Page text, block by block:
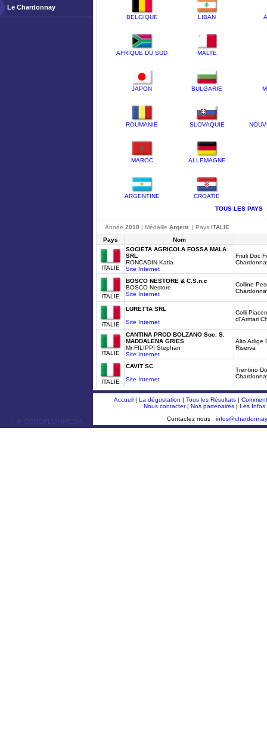
Le Chardonnay
BELGIQUE LIBAN
AFRIQUE DU SUD MALTE
JAPON BULGARIE
ROUMANIE SLOVAQUIE
MAROC ALLEMAGNE
ARGENTINE
CROATIE
TOUS LES PAYS
Année 2018 | Médaille Argent | Pays ITALIE
Pays
Nom
ITALIE
SOCIETA AGRICOLA FOSSA MALA
SRL
RONCADIN Katia
Site Internet
Friuli Doc
ITALIE
BOSCO NESTORE & C.S.n.c
BOSCO Nestore
Site Internet
Colline
ITALIE
LURETTA SRL
Site Internet
Colli
dl'Armari
ITALIE
CANTINA PROD BOLZANO Soc. S.
MADDALENA GRIES
Mr FILIPPI Stephan
Site Internet
Alto Adige
Riserva
ITALIE
CAVIT SC
Site Internet
Trentino
ￂﾮ OENOPLURIMEDIA
Accueil| La dégustation | Tous les Résultats|
Nous contacter| Nos partenaires| Les Infos
Contactez nous :